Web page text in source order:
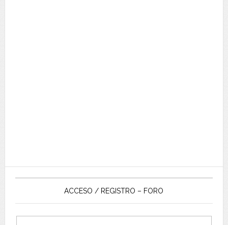
ACCESO / REGISTRO – FORO